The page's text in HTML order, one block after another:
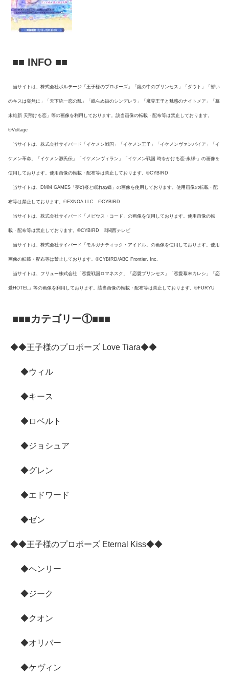
■■ INFO ■■
当サイトは、株式会社ボルテージ「王子様のプロポーズ」「鏡の中のプリンセス」「ダウト」「誓い
のキスは突然に」「天下統一恋の乱」「眠らぬ街のシンデレラ」「魔界王子と魅惑のナイトメア」「幕
末維新 天翔ける恋」等の画像を利用しております。該当画像の転載・配布等は禁止しております。
©Voltage
当サイトは、株式会社サイバード「イケメン戦国」「イケメン王子」「イケメンヴァンパイア」「イ
ケメン革命」「イケメン源氏伝」「イケメンヴィラン」「イケメン戦国 時をかける恋-永縁-」の画像を
使用しております。使用画像の転載・配布等は禁止しております。©CYBIRD
当サイトは、DMM GAMES「夢幻楼と眠れぬ蝶」の画像を使用しております。使用画像の転載・配
布等は禁止しております。©EXNOA LLC ©CYBIRD
当サイトは、株式会社サイバード「メビウス・コード」の画像を使用しております。使用画像の転
載・配布等は禁止しております。©CYBIRD ©関西テレビ
当サイトは、株式会社サイバード「モルガナティック・アイドル」の画像を使用しております。使用
画像の転載・配布等は禁止しております。©CYBIRD/ABC Frontier, Inc.
当サイトは、フリュー株式会社「恋愛戦国ロマネスク」「恋愛プリンセス」「恋愛幕末カレシ」「恋
愛HOTEL」等の画像を利用しております。該当画像の転載・配布等は禁止しております。©FURYU
■■■カテゴリー①■■■
◆◆王子様のプロポーズ Love Tiara◆◆
◆ウィル
◆キース
◆ロベルト
◆ジョシュア
◆グレン
◆エドワード
◆ゼン
◆◆王子様のプロポーズ Eternal Kiss◆◆
◆ヘンリー
◆ジーク
◆クオン
◆オリバー
◆ケヴィン